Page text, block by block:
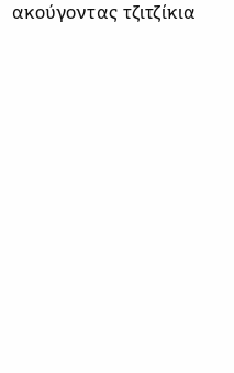
ακούγοντας τζιτζίκια